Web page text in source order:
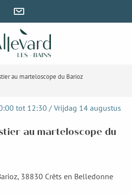
au marteloscope du Barioz
tot 12:30 / Vrijdag 14 augustus
au marteloscope du
38830 Crêts en Belledonne